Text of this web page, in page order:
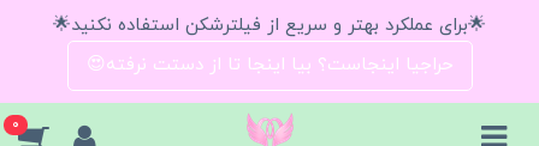
🌟برای عملکرد بهتر و سریع از فیلترشکن استفاده نکنید🌟
حراجیا اینجاست؟ بیا اینجا تا از دستت نرفته😍
0